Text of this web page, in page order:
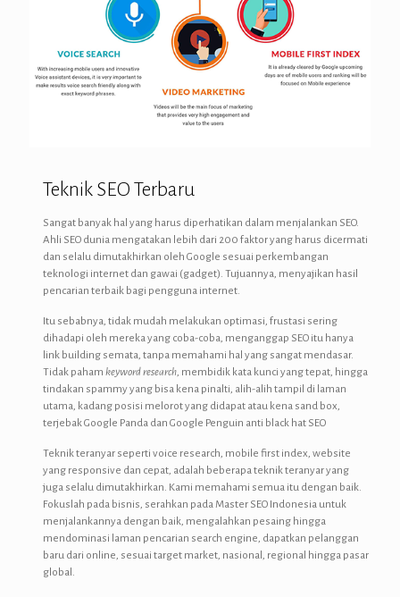
Teknik SEO Terbaru
Sangat banyak hal yang harus diperhatikan dalam menjalankan SEO.
Ahli SEO dunia mengatakan lebih dari 200 faktor yang harus dicermati
dan selalu dimutakhirkan olehGoogle sesuai perkembangan
teknologi internet dan gawai (gadget). Tujuannya, menyajikan hasil
pencarian terbaik bagi pengguna internet.
Itu sebabnya, tidak mudah melakukan optimasi, frustasi sering
dihadapi oleh mereka yang coba-coba, menganggap SEO itu hanya
link building semata, tanpa memahami hal yang sangat mendasar.
Tidak pahamkeyword research, membidik kata kunci yang tepat, hingga
tindakan spammy yang bisa kena pinalti, alih-alih tampil di laman
utama, kadang posisi melorot yang didapat atau kena sand box,
terjebak Google Panda dan Google Penguin anti black hat SEO
Teknik teranyar seperti voice research, mobile first index, website
yang responsive dan cepat, adalah beberapa teknik teranyar yang
juga selalu dimutakhirkan. Kami memahami semua itu dengan baik.
Fokuslah pada bisnis, serahkan padaMaster SEO Indonesia untuk
menjalankannya dengan baik, mengalahkan pesaing hingga
mendominasi laman pencarian search engine, dapatkan pelanggan
baru dari online, sesuai target market, nasional, regional hingga pasar
global.